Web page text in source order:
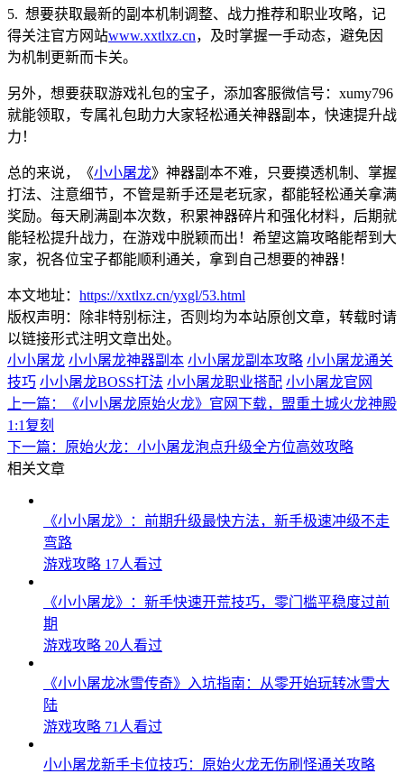
5. 想要获取最新的副本机制调整、战力推荐和职业攻略，记
得关注官方网站www.xxtlxz.cn，及时掌握一手动态，避免因
为机制更新而卡关。
另外，想要获取游戏礼包的宝子，添加客服微信号：xumy796
就能领取，专属礼包助力大家轻松通关神器副本，快速提升战
力！
总的来说，《小小屠龙》神器副本不难，只要摸透机制、掌握
打法、注意细节，不管是新手还是老玩家，都能轻松通关拿满
奖励。每天刷满副本次数，积累神器碎片和强化材料，后期就
能轻松提升战力，在游戏中脱颖而出！希望这篇攻略能帮到大
家，祝各位宝子都能顺利通关，拿到自己想要的神器！
本文地址： https://xxtlxz.cn/yxgl/53.html
版权声明：除非特别标注，否则均为本站原创文章，转载时请
以链接形式注明文章出处。
小小屠龙 小小屠龙神器副本 小小屠龙副本攻略 小小屠龙通关
技巧 小小屠龙BOSS打法 小小屠龙职业搭配 小小屠龙官网
上一篇：
《小小屠龙原始火龙》官网下载，盟重土城火龙神殿
1:1复刻
下一篇： 原始火龙：小小屠龙泡点升级全方位高效攻略
相关文章
《小小屠龙》：前期升级最快方法，新手极速冲级不走
弯路
游戏攻略 17人看过
《小小屠龙》：新手快速开荒技巧，零门槛平稳度过前
期
游戏攻略 20人看过
《小小屠龙冰雪传奇》入坑指南：从零开始玩转冰雪大
陆
游戏攻略 71人看过
小小屠龙新手卡位技巧：原始火龙无伤刷怪通关攻略